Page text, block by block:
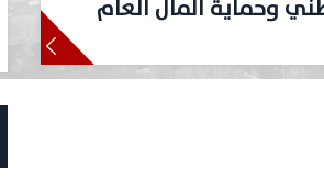
وحماية المال العام